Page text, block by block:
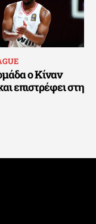
ο Κίναν
επιστρέφει στη